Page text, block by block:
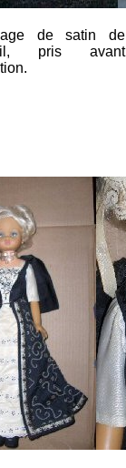
de satin de
pris avant